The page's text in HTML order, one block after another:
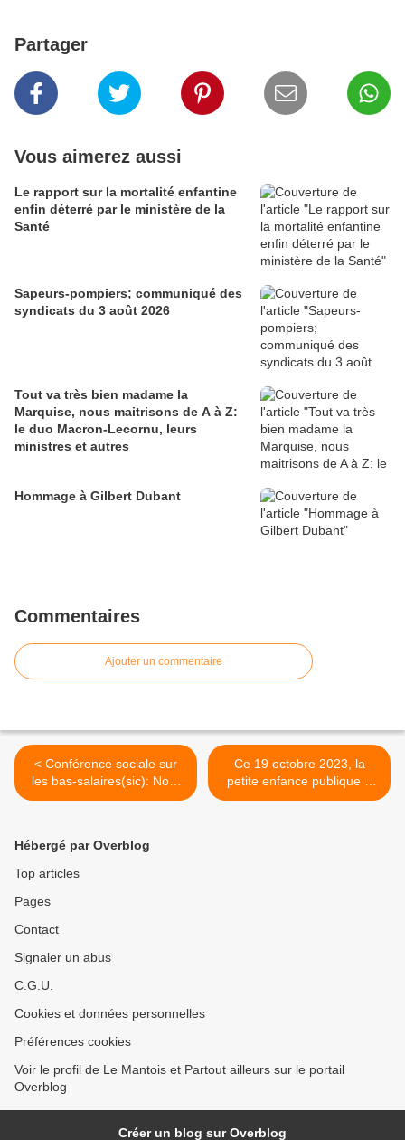
Partager
Vous aimerez aussi
Le rapport sur la mortalité enfantine
enfin déterré par le ministère de la
Santé
Sapeurs-pompiers; communiqué des
syndicats du 3 août 2026
Tout va très bien madame la
Marquise, nous maitrisons de A à Z:
le duo Macron-Lecornu, leurs
ministres et autres
Hommage à Gilbert Dubant
Commentaires
Ajouter un commentaire
< Conférence sociale sur
les bas-salaires(sic): Non,
rien de rien, non, je ne
Ce 19 octobre 2023, la
petite enfance publique a
fait grève dans toute la
Hébergé par Overblog
Top articles
Pages
Contact
Signaler un abus
C.G.U.
Cookies et données personnelles
Préférences cookies
Voir le profil de Le Mantois et Partout ailleurs sur le portail
Overblog
Créer un blog sur Overblog